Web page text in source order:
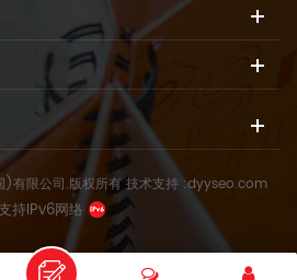
有限公司.版权所有技术支持 :dyyseo.com
持IPv6网络